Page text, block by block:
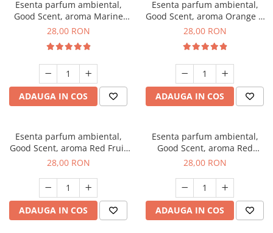
Esenta parfum ambiental,
Good Scent, aroma Marine
Breeze, 20 g
28,00 RON
ADAUGA IN COS
Esenta parfum ambiental,
Good Scent, aroma Orange &
Fresh Cinnamon, 20 g
28,00 RON
ADAUGA IN COS
Esenta parfum ambiental,
Good Scent, aroma Red Fruit
Bubble, 20 g
28,00 RON
ADAUGA IN COS
Esenta parfum ambiental,
Good Scent, aroma Red
Grapes, 20 g
28,00 RON
ADAUGA IN COS